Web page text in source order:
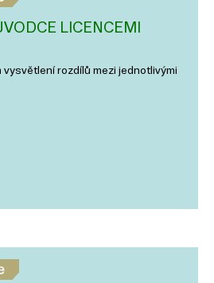
LICENCEMI
vysvětlení rozdílů mezi jednotlivými